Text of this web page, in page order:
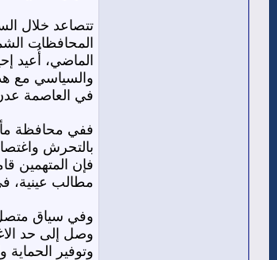
تتصاعد خلال
المحافظات
الماضي، أُعيد
والسياسي مع
في العاصمة
بالتحرش
فإن المتهمين
مطالب عينية،
وصل إلى حد
وتوفير الحماية